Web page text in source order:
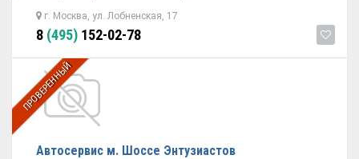
г. Москва, ул. Лобненская, 17
8 (495) 152-02-78
ПРОВЕРЕННЫЙ
Автосервис м. Шоссе Энтузиастов